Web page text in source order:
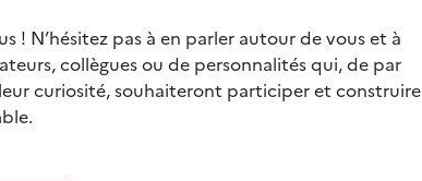
! N’hésitez pas à en parler autour de vous et à
collègues ou de personnalités qui, de par
curiosité, souhaiteront participer et construire